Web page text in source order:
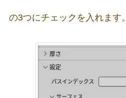
の3つにチェックを入れます。